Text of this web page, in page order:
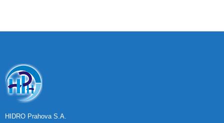
HIDRO Prahova S.A.